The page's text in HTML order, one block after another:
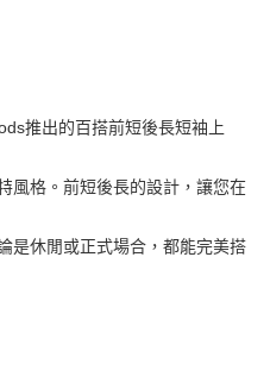
推出的百搭前短後長短袖上
風格。前短後長的設計，讓您在
是休閒或正式場合，都能完美搭